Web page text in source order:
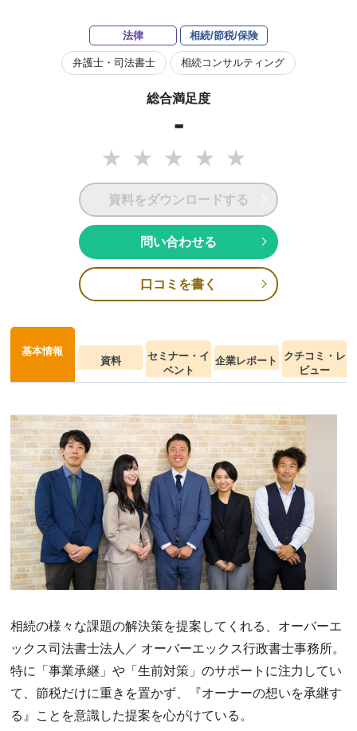
法律 相続/節税/保険
弁護士・司法書士 相続コンサルティング
総合満足度
-
資料をダウンロードする
問い合わせる
口コミを書く
基本情報
資料
セミナー・イ
ベント
企業レポート
クチコミ・レ
ビュー
相続の様々な課題の解決策を提案してくれる、オーバーエ
ックス司法書士法人／ オーバーエックス行政書士事務所。
特に「事業承継」や「生前対策」のサポートに注力してい
て、節税だけに重きを置かず、『オーナーの想いを承継す
る』ことを意識した提案を心がけている。